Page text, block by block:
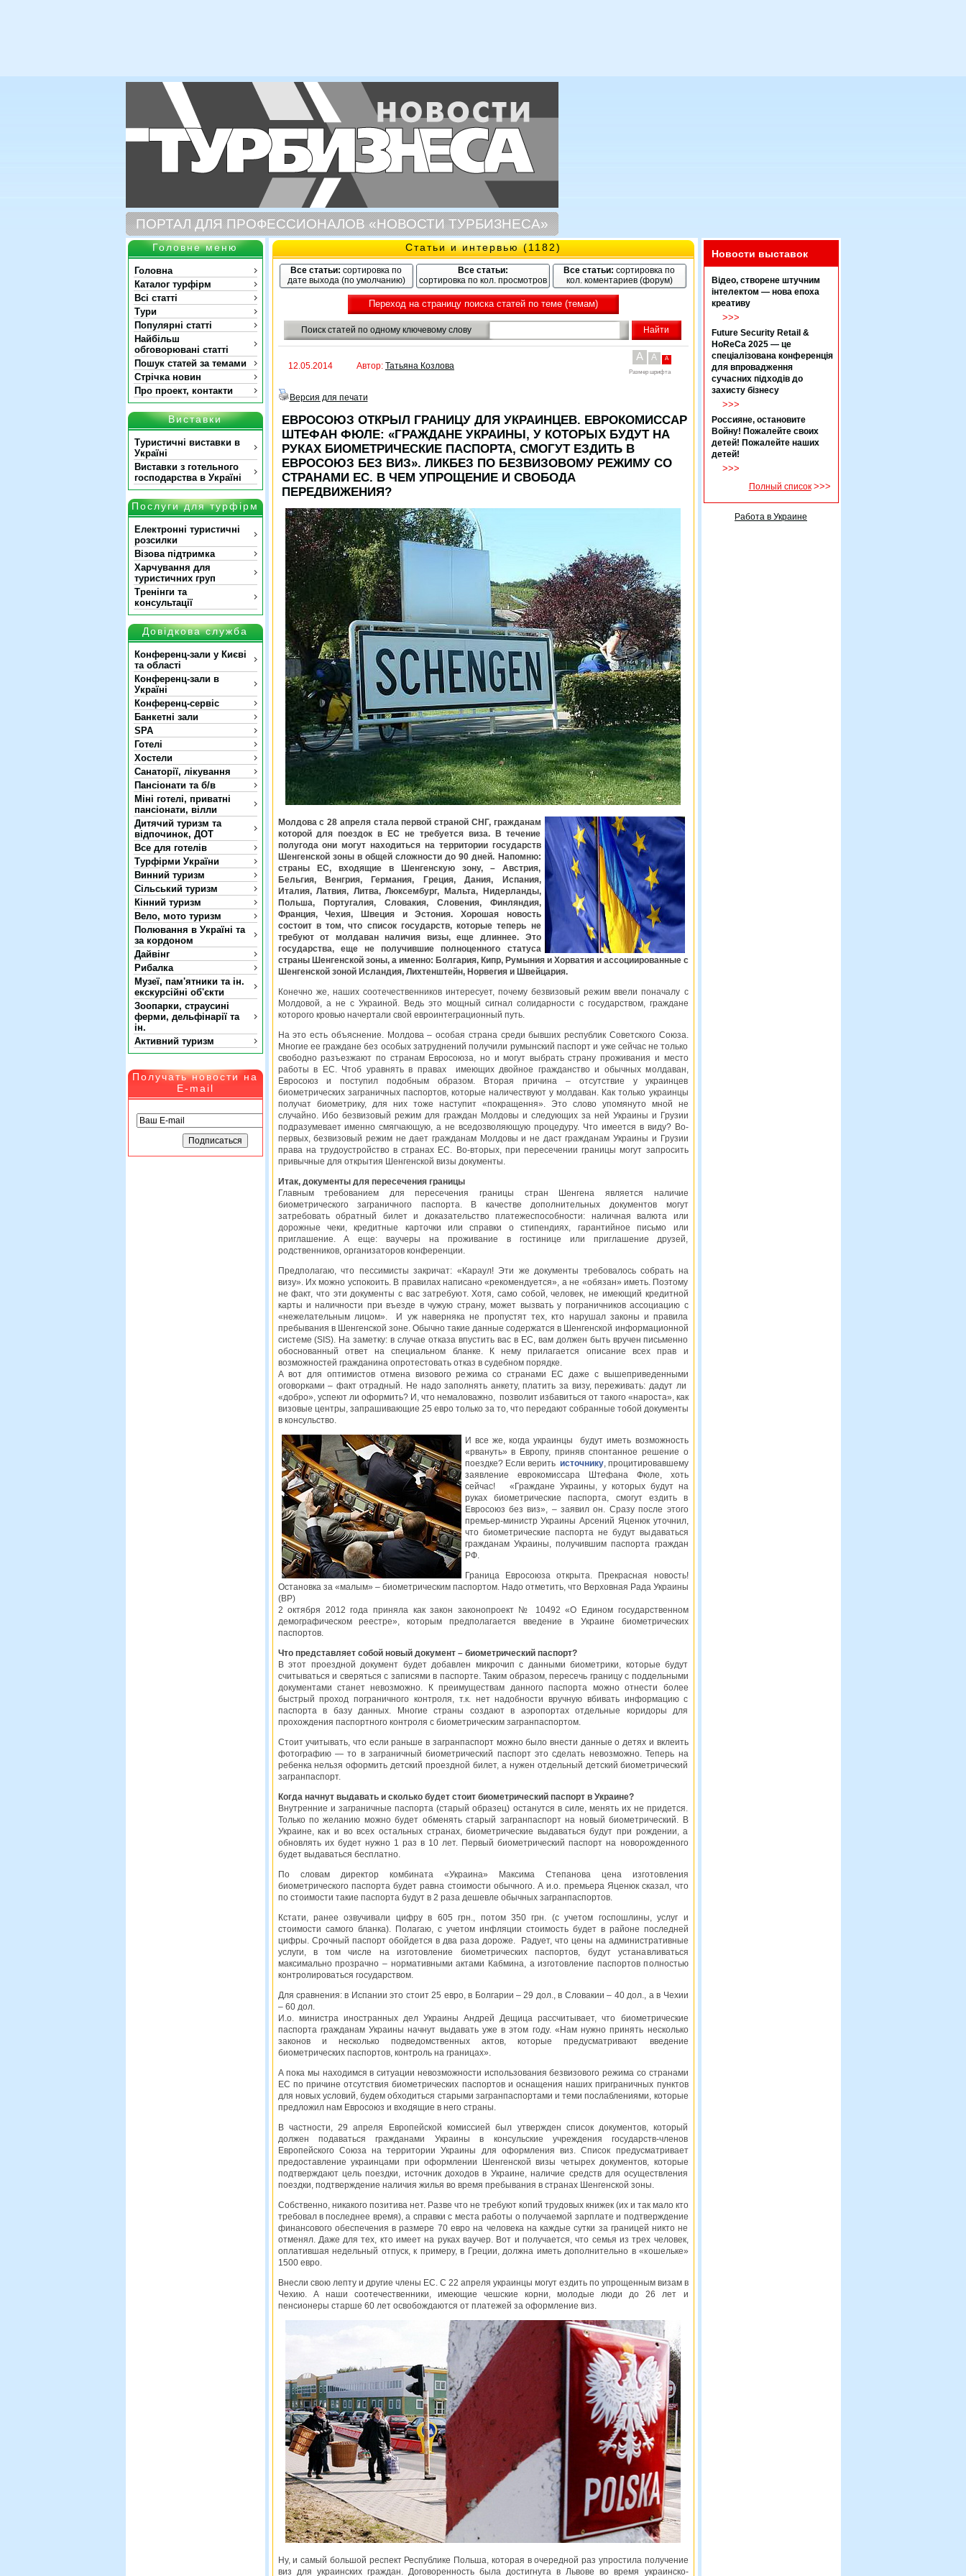
ПОРТАЛ ДЛЯ ПРОФЕССИОНАЛОВ «НОВОСТИ ТУРБИЗНЕСА»
Головне меню
Головна
Каталог турфірм
Всі статті
Тури
Популярні статті
Найбільш
обговорювані статті
Пошук статей за темами
Стрічка новин
Про проект, контакти
Виставки
Туристичні виставки в
Україні
Виставки з готельного
господарства в Україні
Послуги для турфірм
Електронні туристичні
розсилки
Візова підтримка
Харчування для
туристичних груп
Тренінги та
консультації
Довідкова служба
Конференц-зали у Києві
та області
Конференц-зали в
Україні
Конференц-сервіс
Банкетні зали
SPA
Готелі
Хостели
Санаторії, лікування
Пансіонати та б/в
Міні готелі, приватні
пансіонати, вілли
Дитячий туризм та
відпочинок, ДОТ
Все для готелів
Турфірми України
Винний туризм
Сільський туризм
Кінний туризм
Вело, мото туризм
Полювання в Україні та
за кордоном
Дайвінг
Рибалка
Музеї, пам'ятники та ін.
екскурсійні об'єкти
Зоопарки, страусині
ферми, дельфінарії та
ін.
Активний туризм
Получать новости на
E-mail
Статьи и интервью (1182)
Все статьи: сортировка по
дате выхода (по умолчанию)
Все статьи:
сортировка по кол. просмотров
Все статьи: сортировка по
кол. коментариев (форум)
Переход на страницу поиска статей по теме (темам)
Поиск статей по одному ключевому слову
12.05.2014 Автор: Татьяна Козлова
A A A
Размер шрифта
Версия для печати
ЕВРОСОЮЗ ОТКРЫЛ ГРАНИЦУ ДЛЯ УКРАИНЦЕВ. ЕВРОКОМИССАР
ШТЕФАН ФЮЛЕ: «ГРАЖДАНЕ УКРАИНЫ, У КОТОРЫХ БУДУТ НА
РУКАХ БИОМЕТРИЧЕСКИЕ ПАСПОРТА, СМОГУТ ЕЗДИТЬ В
ЕВРОСОЮЗ БЕЗ ВИЗ». ЛИКБЕЗ ПО БЕЗВИЗОВОМУ РЕЖИМУ СО
СТРАНАМИ ЕС. В ЧЕМ УПРОЩЕНИЕ И СВОБОДА
ПЕРЕДВИЖЕНИЯ?
Молдова с 28 апреля стала первой страной СНГ, гражданам
которой для поездок в ЕС не требуется виза. В течение
полугода они могут находиться на территории государств
Шенгенской зоны в общей сложности до 90 дней. Напомню:
страны ЕС, входящие в Шенгенскую зону, – Австрия,
Бельгия, Венгрия, Германия, Греция, Дания, Испания,
Италия, Латвия, Литва, Люксембург, Мальта, Нидерланды,
Польша, Португалия, Словакия, Словения, Финляндия,
Франция, Чехия, Швеция и Эстония. Хорошая новость
состоит в том, что список государств, которые теперь не
требуют от молдаван наличия визы, еще длиннее. Это
государства, еще не получившие полноценного статуса
страны Шенгенской зоны, а именно: Болгария, Кипр, Румыния и Хорватия и ассоциированные с
Шенгенской зоной Исландия, Лихтенштейн, Норвегия и Швейцария.
Конечно же, наших соотечественников интересует, почему безвизовый режим ввели поначалу с
Молдовой, а не с Украиной. Ведь это мощный сигнал солидарности с государством, граждане
которого кровью начертали свой евроинтеграционный путь.
На это есть объяснение. Молдова – особая страна среди бывших республик Советского Союза.
Многие ее граждане без особых затруднений получили румынский паспорт и уже сейчас не только
свободно разъезжают по странам Евросоюза, но и могут выбрать страну проживания и место
работы в ЕС. Чтоб уравнять в правах имеющих двойное гражданство и обычных молдаван,
Евросоюз и поступил подобным образом. Вторая причина – отсутствие у украинцев
биометрических заграничных паспортов, которые наличествуют у молдаван. Как только украинцы
получат биометрику, для них тоже наступит «покращення». Это слово упомянуто мной не
случайно. Ибо безвизовый режим для граждан Молдовы и следующих за ней Украины и Грузии
подразумевает именно смягчающую, а не вседозволяющую процедуру. Что имеется в виду? Во-
первых, безвизовый режим не дает гражданам Молдовы и не даст гражданам Украины и Грузии
права на трудоустройство в странах ЕС. Во-вторых, при пересечении границы могут запросить
привычные для открытия Шенгенской визы документы.
Итак, документы для пересечения границы
Главным требованием для пересечения границы стран Шенгена является наличие
биометрического заграничного паспорта. В качестве дополнительных документов могут
затребовать обратный билет и доказательство платежеспособности: наличная валюта или
дорожные чеки, кредитные карточки или справки о стипендиях, гарантийное письмо или
приглашение. А еще: ваучеры на проживание в гостинице или приглашение друзей,
родственников, организаторов конференции.
Предполагаю, что пессимисты закричат: «Караул! Эти же документы требовалось собрать на
визу». Их можно успокоить. В правилах написано «рекомендуется», а не «обязан» иметь. Поэтому
не факт, что эти документы с вас затребуют. Хотя, само собой, человек, не имеющий кредитной
карты и наличности при въезде в чужую страну, может вызвать у пограничников ассоциацию с
«нежелательным лицом». И уж наверняка не пропустят тех, кто нарушал законы и правила
пребывания в Шенгенской зоне. Обычно такие данные содержатся в Шенгенской информационной
системе (SIS). На заметку: в случае отказа впустить вас в ЕС, вам должен быть вручен письменно
обоснованный ответ на специальном бланке. К нему прилагается описание всех прав и
возможностей гражданина опротестовать отказ в судебном порядке.
А вот для оптимистов отмена визового режима со странами ЕС даже с вышеприведенными
оговорками – факт отрадный. Не надо заполнять анкету, платить за визу, переживать: дадут ли
«добро», успеют ли оформить? И, что немаловажно, позволит избавиться от такого «нароста», как
визовые центры, запрашивающие 25 евро только за то, что передают собранные тобой документы
в консульство.
И все же, когда украинцы будут иметь возможность
«рвануть» в Европу, приняв спонтанное решение о
поездке? Если верить источнику, процитировавшему
заявление еврокомиссара Штефана Фюле, хоть
сейчас! «Граждане Украины, у которых будут на
руках биометрические паспорта, смогут ездить в
Евросоюз без виз», – заявил он. Сразу после этого
премьер-министр Украины Арсений Яценюк уточнил,
что биометрические паспорта не будут выдаваться
гражданам Украины, получившим паспорта граждан
РФ.
Граница Евросоюза открыта. Прекрасная новость!
Остановка за «малым» – биометрическим паспортом. Надо отметить, что Верховная Рада Украины
(ВР)
2 октября 2012 года приняла как закон законопроект № 10492 «О Едином государственном
демографическом реестре», которым предполагается введение в Украине биометрических
паспортов.
Что представляет собой новый документ – биометрический паспорт?
В этот проездной документ будет добавлен микрочип с данными биометрики, которые будут
считываться и сверяться с записями в паспорте. Таким образом, пересечь границу с поддельными
документами станет невозможно. К преимуществам данного паспорта можно отнести более
быстрый проход пограничного контроля, т.к. нет надобности вручную вбивать информацию с
паспорта в базу данных. Многие страны создают в аэропортах отдельные коридоры для
прохождения паспортного контроля с биометрическим загранпаспортом.
Стоит учитывать, что если раньше в загранпаспорт можно было внести данные о детях и вклеить
фотографию — то в заграничный биометрический паспорт это сделать невозможно. Теперь на
ребенка нельзя оформить детский проездной билет, а нужен отдельный детский биометрический
загранпаспорт.
Когда начнут выдавать и сколько будет стоит биометрический паспорт в Украине?
Внутренние и заграничные паспорта (старый образец) останутся в силе, менять их не придется.
Только по желанию можно будет обменять старый загранпаспорт на новый биометрический. В
Украине, как и во всех остальных странах, биометрические выдаваться будут при рождении, а
обновлять их будет нужно 1 раз в 10 лет. Первый биометрический паспорт на новорожденного
будет выдаваться бесплатно.
По словам директор комбината «Украина» Максима Степанова цена изготовления
биометрического паспорта будет равна стоимости обычного. А и.о. премьера Яценюк сказал, что
по стоимости такие паспорта будут в 2 раза дешевле обычных загранпаспортов.
Кстати, ранее озвучивали цифру в 605 грн., потом 350 грн. (с учетом госпошлины, услуг и
стоимости самого бланка). Полагаю, с учетом инфляции стоимость будет в районе последней
цифры. Срочный паспорт обойдется в два раза дороже. Радует, что цены на административные
услуги, в том числе на изготовление биометрических паспортов, будут устанавливаться
максимально прозрачно – нормативными актами Кабмина, а изготовление паспортов полностью
контролироваться государством.
Для сравнения: в Испании это стоит 25 евро, в Болгарии – 29 дол., в Словакии – 40 дол., а в Чехии
– 60 дол.
И.о. министра иностранных дел Украины Андрей Дещица рассчитывает, что биометрические
паспорта гражданам Украины начнут выдавать уже в этом году. «Нам нужно принять несколько
законов и несколько подведомственных актов, которые предусматривают введение
биометрических паспортов, контроль на границах».
А пока мы находимся в ситуации невозможности использования безвизового режима со странами
ЕС по причине отсутствия биометрических паспортов и оснащения наших приграничных пунктов
для новых условий, будем обходиться старыми загранпаспортами и теми послаблениями, которые
предложил нам Евросоюз и входящие в него страны.
В частности, 29 апреля Европейской комиссией был утвержден список документов, который
должен подаваться гражданами Украины в консульские учреждения государств-членов
Европейского Союза на территории Украины для оформления виз. Список предусматривает
предоставление украинцами при оформлении Шенгенской визы четырех документов, которые
подтверждают цель поездки, источник доходов в Украине, наличие средств для осуществления
поездки, подтверждение наличия жилья во время пребывания в странах Шенгенской зоны.
Собственно, никакого позитива нет. Разве что не требуют копий трудовых книжек (их и так мало кто
требовал в последнее время), а справки с места работы о получаемой зарплате и подтверждение
финансового обеспечения в размере 70 евро на человека на каждые сутки за границей никто не
отменял. Даже для тех, кто имеет на руках ваучер. Вот и получается, что семья из трех человек,
оплатившая недельный отпуск, к примеру, в Греции, должна иметь дополнительно в «кошельке»
1500 евро.
Внесли свою лепту и другие члены ЕС. С 22 апреля украинцы могут ездить по упрощенным визам в
Чехию. А наши соотечественники, имеющие чешские корни, молодые люди до 26 лет и
пенсионеры старше 60 лет освобождаются от платежей за оформление виз.
Ну, и самый большой респект Республике Польша, которая в очередной раз упростила получение
виз для украинских граждан. Договоренность была достигнута в Львове во время украинско-
Новости выставок
Відео, створене штучним
інтелектом — нова епоха
креативу
>>>
Future Security Retail &
HoReCa 2025 — це
спеціалізована конференція
для впровадження
сучасних підходів до
захисту бізнесу
>>>
Россияне, остановите
Войну! Пожалейте своих
детей! Пожалейте наших
детей!
>>>
Полный список >>>
Работа в Украине